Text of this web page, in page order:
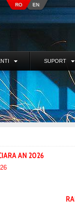
RO EN
SUPORT
AN 2026